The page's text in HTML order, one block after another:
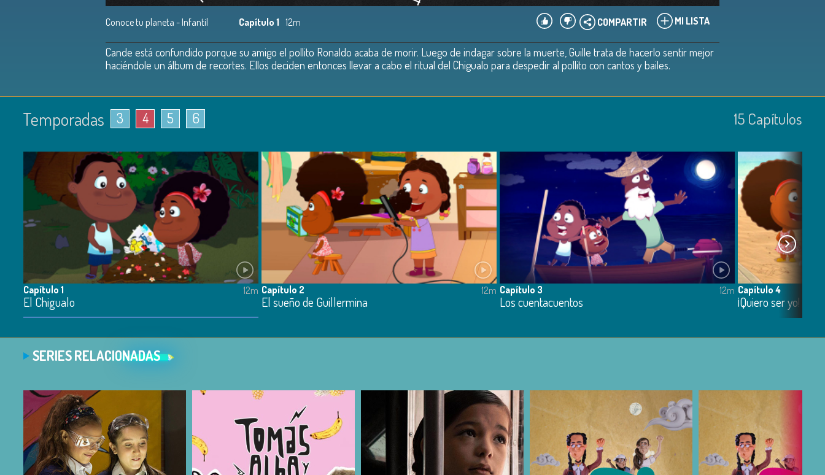
Conoce tu planeta - Infantil Capítulo 1 12m MI LISTA
COMPARTIR
Cande está confundido porque su amigo el pollito Ronaldo acaba de morir. Luego de indagar sobre la muerte, Guille trata de hacerlo sentir mejor
haciéndole un álbum de recortes. Ellos deciden entonces llevar a cabo el ritual del Chigualo para despedir al pollito con cantos y bailes.
Temporadas 3 4 5 6 15 Capí­tulos
Capítulo 1
El Chigualo
12m Capítulo 2
El sueño de Guillermina
12m Capítulo 3
Los cuentacuentos
12m Capítulo 4
¡Quiero ser yo!
SERIES RELACIONADAS